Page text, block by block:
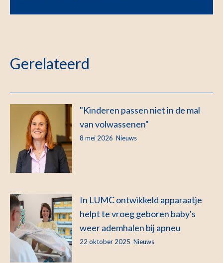
Gerelateerd
"Kinderen passen niet in de mal
van volwassenen"
8 mei 2026 Nieuws
In LUMC ontwikkeld apparaatje
helpt te vroeg geboren baby's
weer ademhalen bij apneu
22 oktober 2025 Nieuws